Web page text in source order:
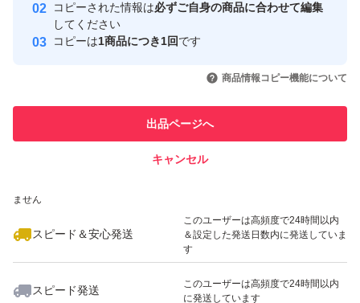
取引実績
引を完了させた実績があります
での取引実績があります
ません
スピード＆安心発送
このユーザーは高頻度で24時間以内
＆設定した発送日数内に発送していま
す
スピード発送
このユーザーは高頻度で24時間以内
に発送しています
コピーされた情報は必ずご自身の商品に合わせて編集
してください
コピーは1商品につき1回です
商品情報コピー機能について
出品ページへ
キャンセル